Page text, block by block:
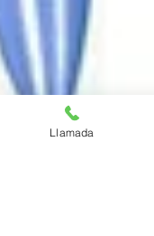
Llamada